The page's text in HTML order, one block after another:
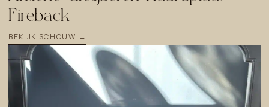
Fireback
BEKIJK SCHOUW →